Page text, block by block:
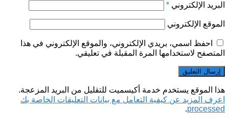
البريد الإلكتروني *
الموقع الإلكتروني
احفظ اسمي، بريدي الإلكتروني، والموقع الإلكتروني في هذا
المتصفح لاستخدامها المرة المقبلة في تعليقي.
هذا الموقع يستخدم خدمة أكيسميت للتقليل من البريد المزعجة.
اعرف المزيد عن كيفية التعامل مع بيانات التعليقات الخاصة بك
processed
.